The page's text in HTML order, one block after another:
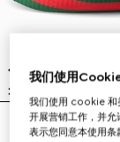
GG Retro系列小号托
我们使用
我们使用 cookie 和
开展营销工作，并
表示您同意本使用条